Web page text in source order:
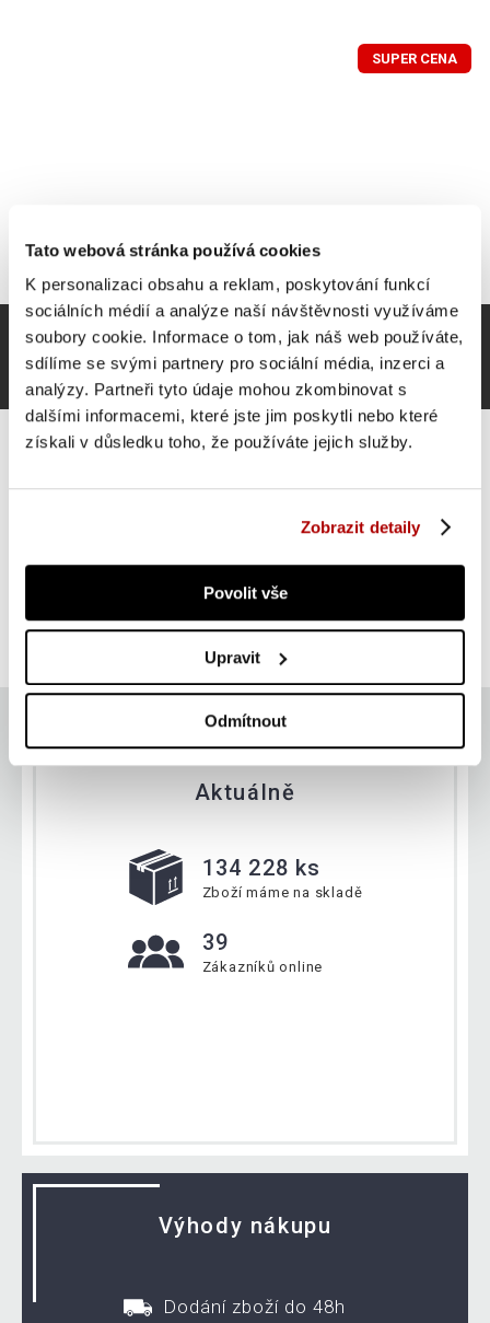
Tato webová stránka používá cookies
K personalizaci obsahu a reklam, poskytování funkcí
sociálních médií a analýze naší návštěvnosti využíváme
soubory cookie. Informace o tom, jak náš web používáte,
sdílíme se svými partnery pro sociální média, inzerci a
analýzy. Partneři tyto údaje mohou zkombinovat s
dalšími informacemi, které jste jim poskytli nebo které
získali v důsledku toho, že používáte jejich služby.
Zobrazit detaily
Povolit vše
Upravit
Odmítnout
SUPER CENA
Gorilla Sports rychloupínací pojistky na činky
skladem
Aktuálně
134 228 ks
Zboží máme na skladě
39
Zákazníků online
Výhody nákupu
Dodání zboží do 48h